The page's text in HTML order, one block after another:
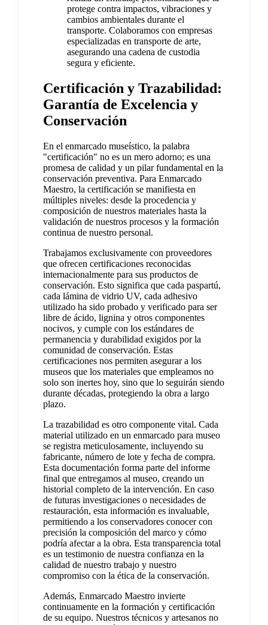
protege contra impactos, vibraciones y
cambios ambientales durante el
transporte. Colaboramos con empresas
especializadas en transporte de arte,
asegurando una cadena de custodia
segura y eficiente.
Certificación y Trazabilidad:
Garantía de Excelencia y
Conservación
En el enmarcado museístico, la palabra
"certificación" no es un mero adorno; es una
promesa de calidad y un pilar fundamental en la
conservación preventiva. Para Enmarcado
Maestro, la certificación se manifiesta en
múltiples niveles: desde la procedencia y
composición de nuestros materiales hasta la
validación de nuestros procesos y la formación
continua de nuestro personal.
Trabajamos exclusivamente con proveedores
que ofrecen certificaciones reconocidas
internacionalmente para sus productos de
conservación. Esto significa que cada paspartú,
cada lámina de vidrio UV, cada adhesivo
utilizado ha sido probado y verificado para ser
libre de ácido, lignina y otros componentes
nocivos, y cumple con los estándares de
permanencia y durabilidad exigidos por la
comunidad de conservación. Estas
certificaciones nos permiten asegurar a los
museos que los materiales que empleamos no
solo son inertes hoy, sino que lo seguirán siendo
durante décadas, protegiendo la obra a largo
plazo.
La trazabilidad es otro componente vital. Cada
material utilizado en un enmarcado para museo
se registra meticulosamente, incluyendo su
fabricante, número de lote y fecha de compra.
Esta documentación forma parte del informe
final que entregamos al museo, creando un
historial completo de la intervención. En caso
de futuras investigaciones o necesidades de
restauración, esta información es invaluable,
permitiendo a los conservadores conocer con
precisión la composición del marco y cómo
podría afectar a la obra. Esta transparencia total
es un testimonio de nuestra confianza en la
calidad de nuestro trabajo y nuestro
compromiso con la ética de la conservación.
Además, Enmarcado Maestro invierte
continuamente en la formación y certificación
de su equipo. Nuestros técnicos y artesanos no